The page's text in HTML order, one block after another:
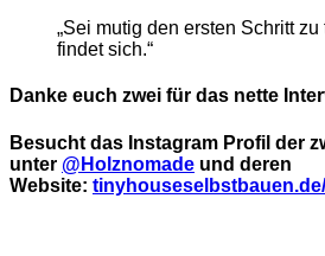
„Sei mutig den ersten Schritt
findet sich.“
Danke euch zwei für das nette
Besucht das Instagram Profil der
unter @Holznomade und deren
Website: tinyhouseselbstbauen.de/